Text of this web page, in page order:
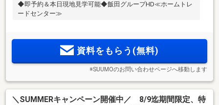
◆即予約＆本日現地見学可能◆飯田グループHD≪ホームトレ
ードセンター≫
資料をもらう(無料)
※SUUMOのお問い合わせページへ移動します
＼SUMMERキャンペーン開催中／ 8/9迄期間限定、特